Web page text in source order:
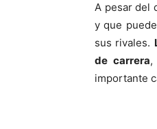
A pesar del
y que
sus rivales.
de carrera,
importante